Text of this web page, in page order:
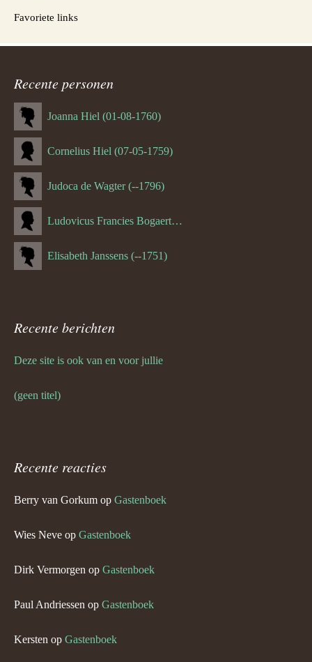
Favoriete links
Recente personen
Joanna Hiel (01-08-1760)
Cornelius Hiel (07-05-1759)
Judoca de Wagter (--1796)
Ludovicus Francies Bogaert (--1825)
Elisabeth Janssens (--1751)
Recente berichten
Deze site is ook van en voor jullie
(geen titel)
Recente reacties
Berry van Gorkum op Gastenboek
Wies Neve op Gastenboek
Dirk Vermorgen op Gastenboek
Paul Andriessen op Gastenboek
Kersten op Gastenboek